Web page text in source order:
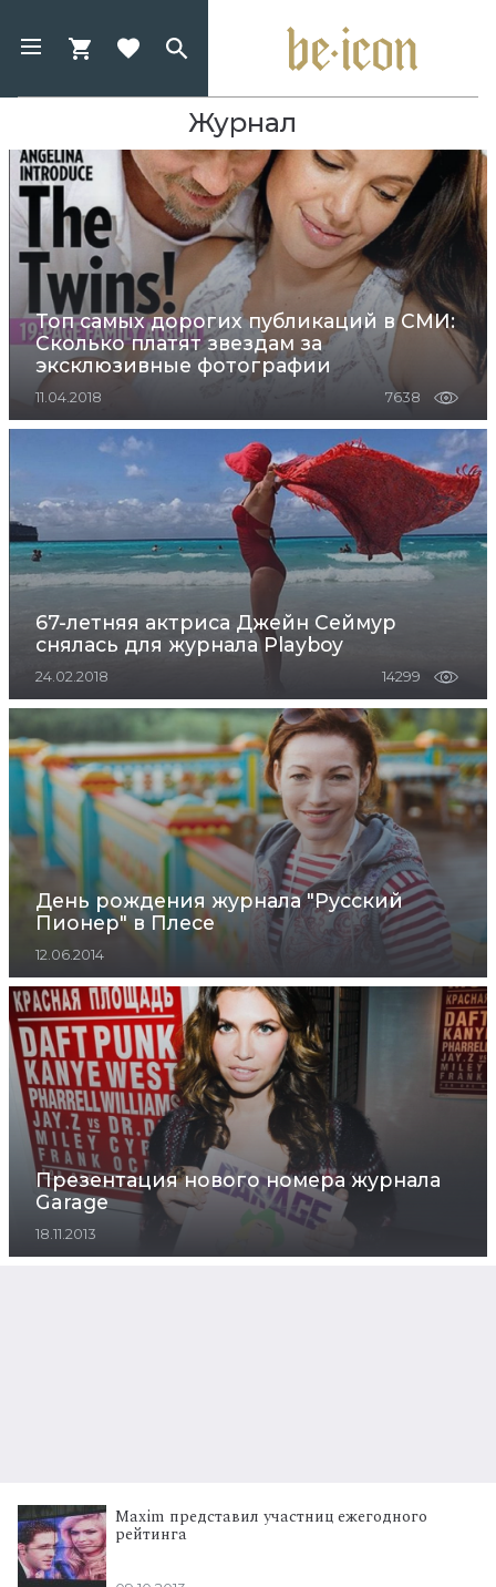
Журнал
Топ самых дорогих публикаций в СМИ:
Сколько платят звездам за
эксклюзивные фотографии
11.04.2018 7638
67-летняя актриса Джейн Сеймур
снялась для журнала Playboy
24.02.2018 14299
День рождения журнала "Русский
Пионер" в Плесе
12.06.2014
Презентация нового номера журнала
Garage
18.11.2013
Maxim представил участниц ежегодного
рейтинга